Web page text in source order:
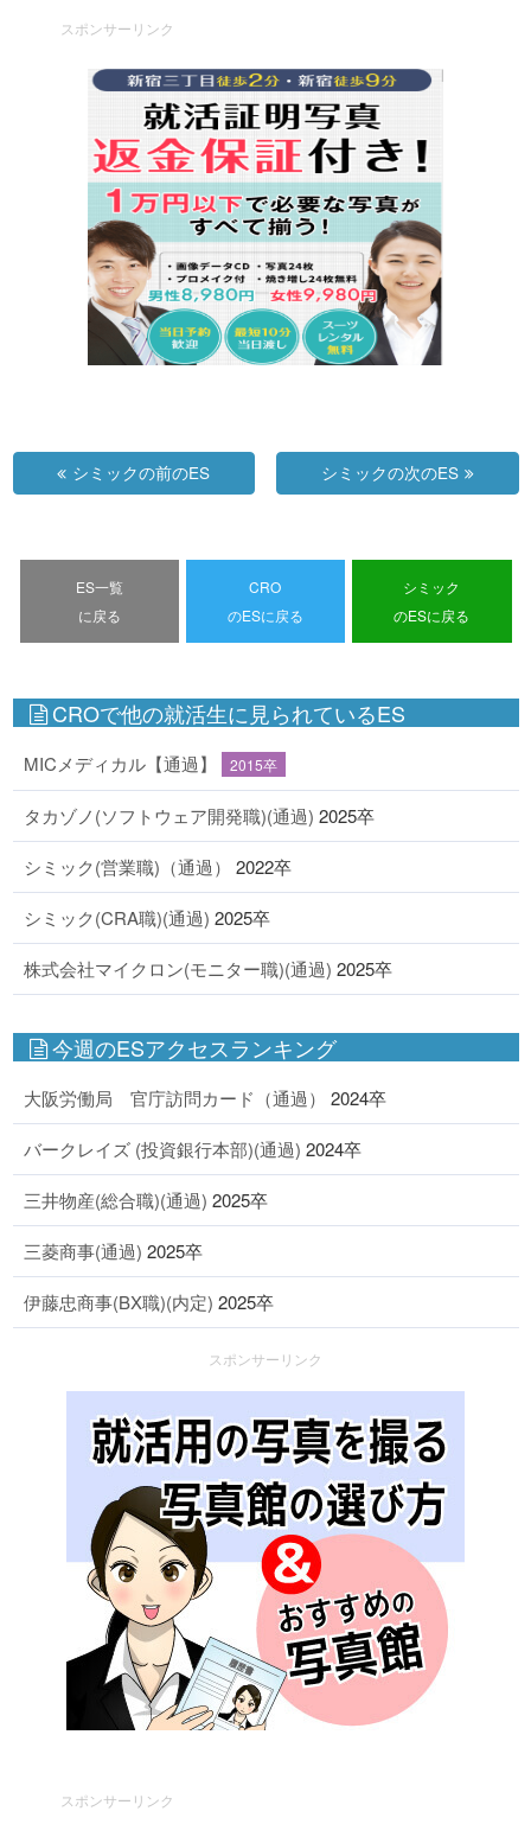
スポンサーリンク
シミックの前のES シミックの次のES
ES一覧
に戻る
CRO
のESに戻る
シミック
のESに戻る
CROで他の就活生に見られているES
MICメディカル【通過】 2015卒
タカゾノ(ソフトウェア開発職)(通過) 2025卒
シミック(営業職)（通過） 2022卒
シミック(CRA職)(通過) 2025卒
株式会社マイクロン(モニター職)(通過) 2025卒
今週のESアクセスランキング
大阪労働局 官庁訪問カード（通過） 2024卒
バークレイズ (投資銀行本部)(通過) 2024卒
三井物産(総合職)(通過) 2025卒
三菱商事(通過) 2025卒
伊藤忠商事(BX職)(内定) 2025卒
スポンサーリンク
スポンサーリンク